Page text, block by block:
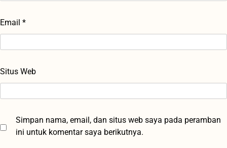
Email *
Situs Web
Simpan nama, email, dan situs web saya pada peramban
ini untuk komentar saya berikutnya.